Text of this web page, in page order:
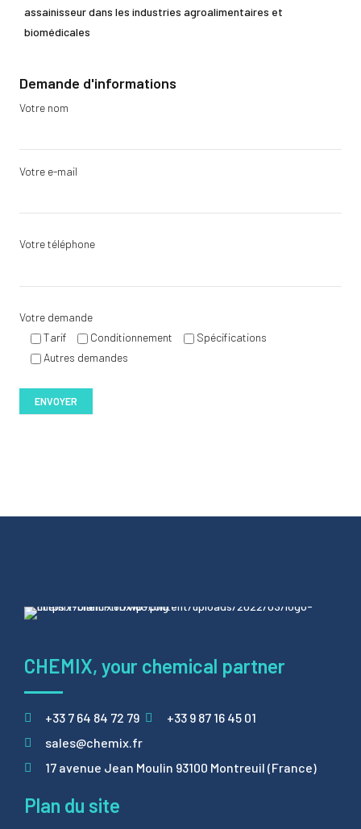
assainisseur dans les industries agroalimentaires et
biomédicales
Demande d'informations
Votre nom
Votre e-mail
Votre téléphone
Votre demande
Tarif
Conditionnement
Spécifications
Autres demandes
CHEMIX, your chemical partner
+33 7 64 84 72 79
+33 9 87 16 45 01
sales@chemix.fr
17 avenue Jean Moulin 93100 Montreuil (France)
Plan du site